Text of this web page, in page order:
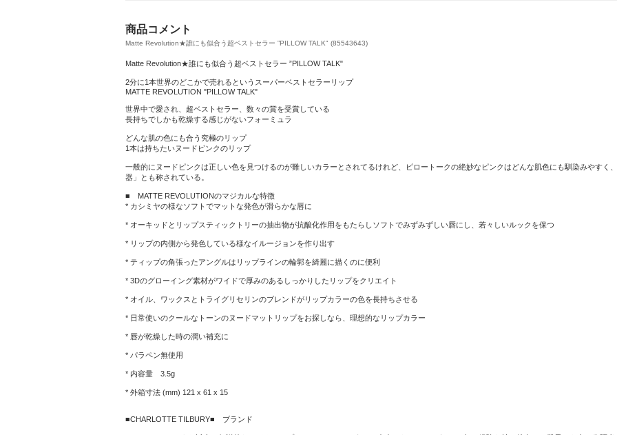
商品コメント
Matte Revolution★誰にも似合う超ベストセラー ”PILLOW TALK" (85543643)
Matte Revolution★誰にも似合う超ベストセラー ”PILLOW TALK"
2分に1本世界のどこかで売れるというスーパーベストセラーリップ
MATTE REVOLUTION "PILLOW TALK"
世界中で愛され、超ベストセラー、数々の賞を受賞している
長持ちでしかも乾燥する感じがないフォーミュラ
どんな肌の色にも合う究極のリップ
1本は持ちたいヌードピンクのリップ
一般的にヌードピンクは正しい色を見つけるのが難しいカラーとされてるけれど、ピロートークの絶妙なピンクはどんな肌色にも馴染みやすく
器」とも称されている。
■ MATTE REVOLUTIONのマジカルな特徴
* カシミヤの様なソフトでマットな発色が滑らかな唇に
* オーキッドとリップスティックトリーの抽出物が抗酸化作用をもたらしソフトでみずみずしい唇にし、若々しいルックを保つ
* リップの内側から発色している様なイルージョンを作り出す
* ティップの角張ったアングルはリップラインの輪郭を綺麗に描くのに便利
* 3Dのグローイング素材がワイドで厚みのあるしっかりしたリップをクリエイト
* オイル、ワックスとトライグリセリンのブレンドがリップカラーの色を長持ちさせる
* 日常使いのクールなトーンのヌードマットリップをお探しなら、理想的なリップカラー
* 唇が乾燥した時の潤い補充に
* パラペン無使用
* 内容量 3.5g
* 外箱寸法 (mm) 121 x 61 x 15
■CHARLOTTE TILBURY■ ブランド